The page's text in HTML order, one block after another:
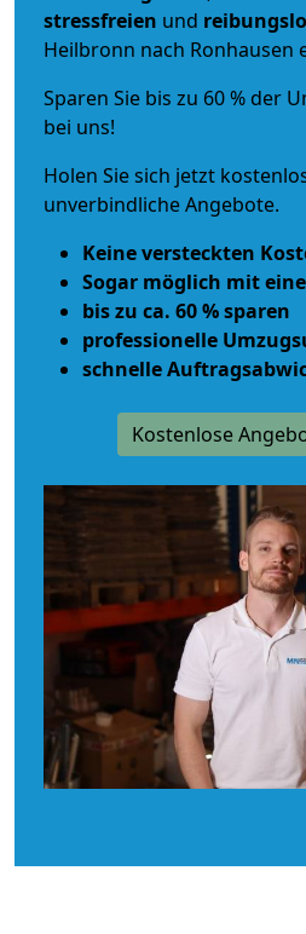
stressfreien und
Heilbronn nach Ronhausen
Sparen Sie bis zu 60 % der
bei uns!
Holen Sie sich jetzt
unverbindliche Angebote.
Keine versteckten
Sogar möglich mit
bis zu ca. 60 % sparen
professionelle
schnelle
Kostenlose